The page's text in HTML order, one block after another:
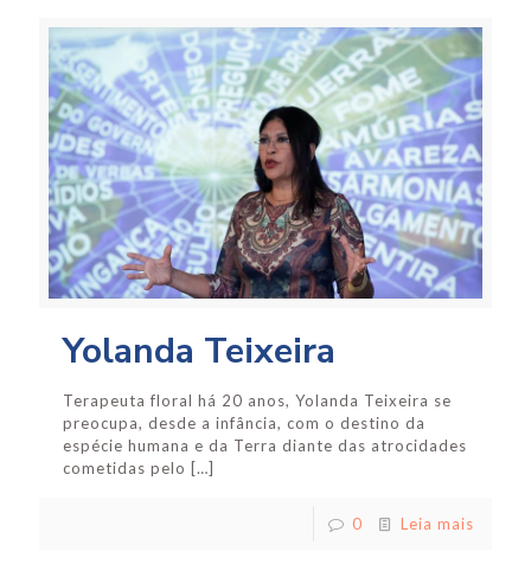
Yolanda Teixeira
Terapeuta floral há 20 anos, Yolanda Teixeira se
preocupa, desde a infância, com o destino da
espécie humana e da Terra diante das atrocidades
cometidas pelo […]
0 Leia mais